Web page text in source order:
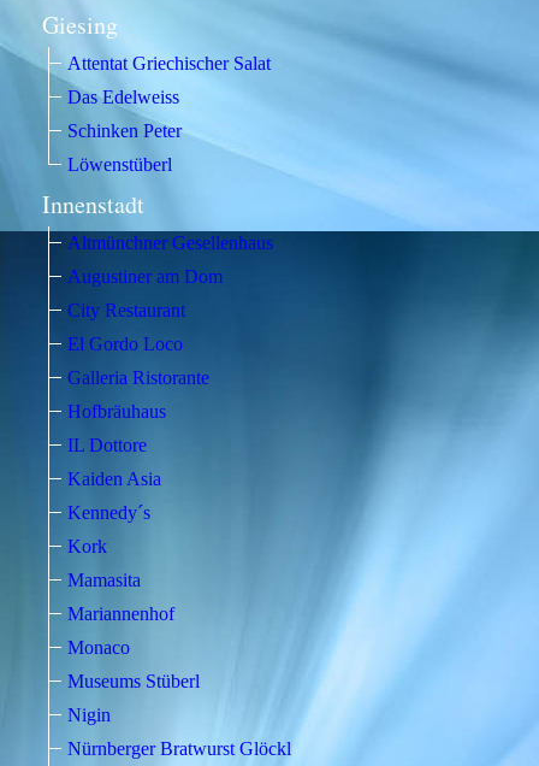
Giesing
Attentat Griechischer Salat
Das Edelweiss
Schinken Peter
Löwenstüberl
Innenstadt
Altmünchner Gesellenhaus
Augustiner am Dom
City Restaurant
El Gordo Loco
Galleria Ristorante
Hofbräuhaus
IL Dottore
Kaiden Asia
Kennedy´s
Kork
Mamasita
Mariannenhof
Monaco
Museums Stüberl
Nigin
Nürnberger Bratwurst Glöckl